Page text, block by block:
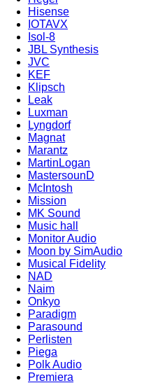
Hisense
IOTAVX
Isol-8
JBL Synthesis
JVC
KEF
Klipsch
Leak
Luxman
Lyngdorf
Magnat
Marantz
MartinLogan
MastersounD
McIntosh
Mission
MK Sound
Music hall
Monitor Audio
Moon by SimAudio
Musical Fidelity
NAD
Naim
Onkyo
Paradigm
Parasound
Perlisten
Piega
Polk Audio
Premiera